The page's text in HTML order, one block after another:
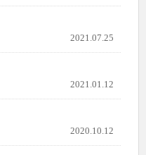
2021.07.25
2021.01.12
2020.10.12